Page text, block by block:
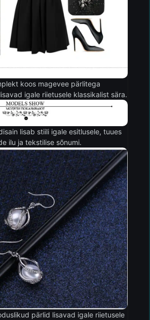
koos magevee pärlitega
igale riietusele klassikalist sära.
lisab stiili igale esitlusele, tuues
ilu ja tekstilise sõnumi.
pärlid lisavad igale riietusele